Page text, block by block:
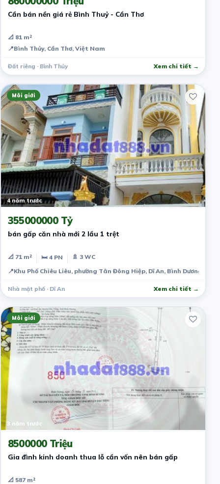
Cần bán nền giá rẻ Bình Thuỷ - Cần Thơ
📐 81 m²
📍Bình Thủy, Cần Thơ, Việt Nam
Đất riêng · Bình Thủy Xem chi tiết →
Môi giới
4 năm trước
355000000 Tỷ
bán gấp căn nhà mới 2 lầu 1 trệt
📐 71 m² 🛏 4 PN
🚿 3 WC
📍Khu Phố Chiêu Liêu, phường Tân Đông Hiệp, Dĩ An, Bình Dương,
Nhà mặt phố · Dĩ An Xem chi tiết →
Môi giới
3 năm trước
8500000 Triệu
Gia đình kinh doanh thua lỗ cần vốn nên bán gấp
📐 587 m²